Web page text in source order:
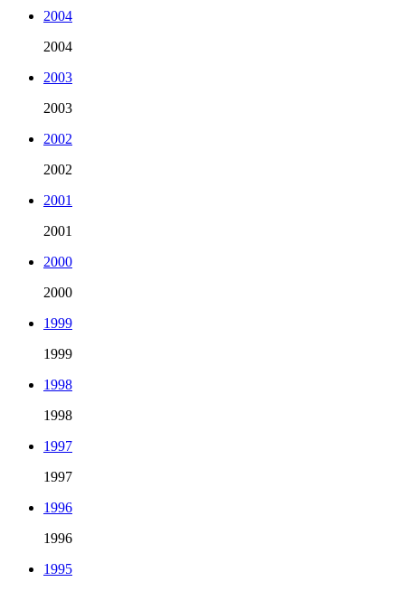
2004
2004
2003
2003
2002
2002
2001
2001
2000
2000
1999
1999
1998
1998
1997
1997
1996
1996
1995